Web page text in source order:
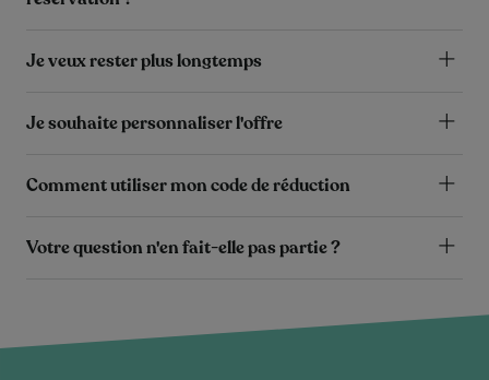
Je veux rester plus longtemps
Je souhaite personnaliser l'offre
Comment utiliser mon code de réduction
Votre question n'en fait-elle pas partie ?